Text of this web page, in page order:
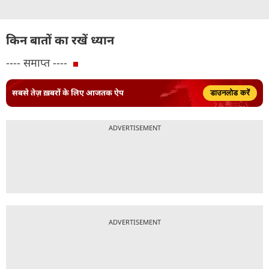
किन बातों का रखें ध्यान
---- समाप्त ----
सबसे तेज़ ख़बरों के लिए आजतक ऐप डाउनलोड करें
ADVERTISEMENT
ADVERTISEMENT